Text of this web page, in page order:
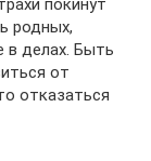
покинут
родных,
в делах. Быть
от
отказаться